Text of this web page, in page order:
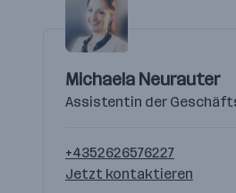
Michaela Neurauter
Assistentin der
+4352626576227
Jetzt kontaktieren